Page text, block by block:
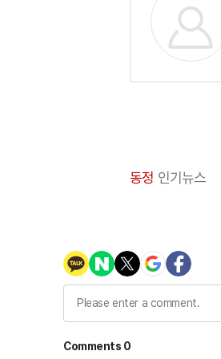
동정 인기뉴스